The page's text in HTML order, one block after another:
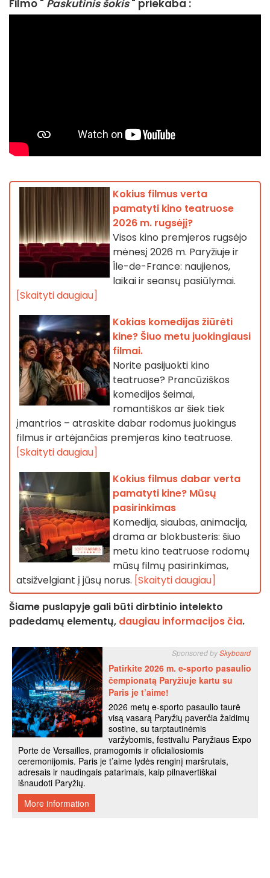
Filmo " Paskutinis šokis" priekaba :
Kokius filmus verta
pamatyti kino teatruose
2026 m. rugsėjį?
Visos kino premjeros rugsėjo
mėnesį 2026 m. Paryžiuje ir
Île-de-France: naujienos,
laikai ir seansų pasiūlymai.
[Skaityti daugiau]
Kokias komedijas žiūrėti
kine? Šiuo metu juokingiausi
filmai.
Norite pasijuokti kino
teatruose? Prancūziškos
komedijos šeimai,
romantiškos ar šiek tiek
įmantrios – atraskite dabar rodomus juokingus
filmus ir artėjančias premjeras kino teatruose.
[Skaityti daugiau]
Kokius filmus dabar verta
pamatyti kine? Mūsų
pasirinkimas
Komedija, siaubas, animacija,
drama ar blokbusteris: šiuo
metu kino teatruose rodomų
mūsų filmų pasirinkimas,
atsižvelgiant į jūsų norus. [Skaityti daugiau]
Šiame puslapyje gali būti dirbtinio intelekto
padedamų elementų, daugiau informacijos čia.